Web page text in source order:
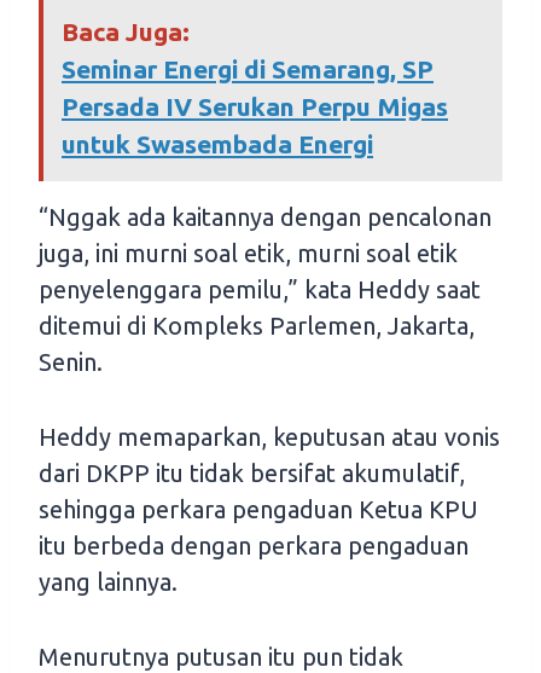
Baca Juga:
Seminar Energi di Semarang, SP
Persada IV Serukan Perpu Migas
untuk Swasembada Energi
“Nggak ada kaitannya dengan pencalonan
juga, ini murni soal etik, murni soal etik
penyelenggara pemilu,” kata Heddy saat
ditemui di Kompleks Parlemen, Jakarta,
Senin.
Heddy memaparkan, keputusan atau vonis
dari DKPP itu tidak bersifat akumulatif,
sehingga perkara pengaduan Ketua KPU
itu berbeda dengan perkara pengaduan
yang lainnya.
Menurutnya putusan itu pun tidak